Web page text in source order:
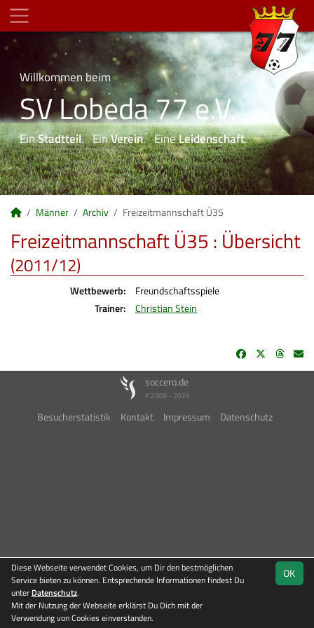
Willkommen beim
SV Lobeda 77 e.V.
EinStadtteil. EinVerein. EineLeidenschaft.
Männer Archiv Freizeitmannschaft Ü35
Team
Freizeitmannschaft Ü35 : Übersicht
(2011/12)
Wettbewerb:
Freundschaftsspiele
Trainer:
Christian Stein
soccero.de
© 2006 - 2026
Besucherstatistik Kontakt Impressum Datenschutz
OK
Diese Webseite verwendet Cookies, um Dir den bestmöglichen
Service bieten zu können. Entsprechende Informationen findest Du
unter Datenschutz.
Mit der Nutzung der Webseite erklärst Du Dich mit der
Verwendung von Cookies einverstanden.